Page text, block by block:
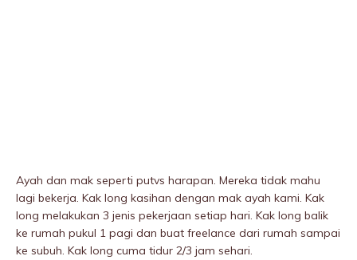
Ayah dan mak seperti putvs harapan. Mereka tidak mahu
lagi bekerja. Kak long kasihan dengan mak ayah kami. Kak
long melakukan 3 jenis pekerjaan setiap hari. Kak long balik
ke rumah pukuI 1 pagi dan buat freelance dari rumah sampai
ke subuh. Kak long cuma tidur 2/3 jam sehari.